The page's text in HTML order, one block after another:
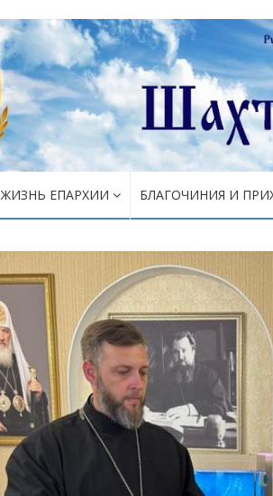
ЖИЗНЬ ЕПАРХИИ БЛАГОЧИНИЯ И